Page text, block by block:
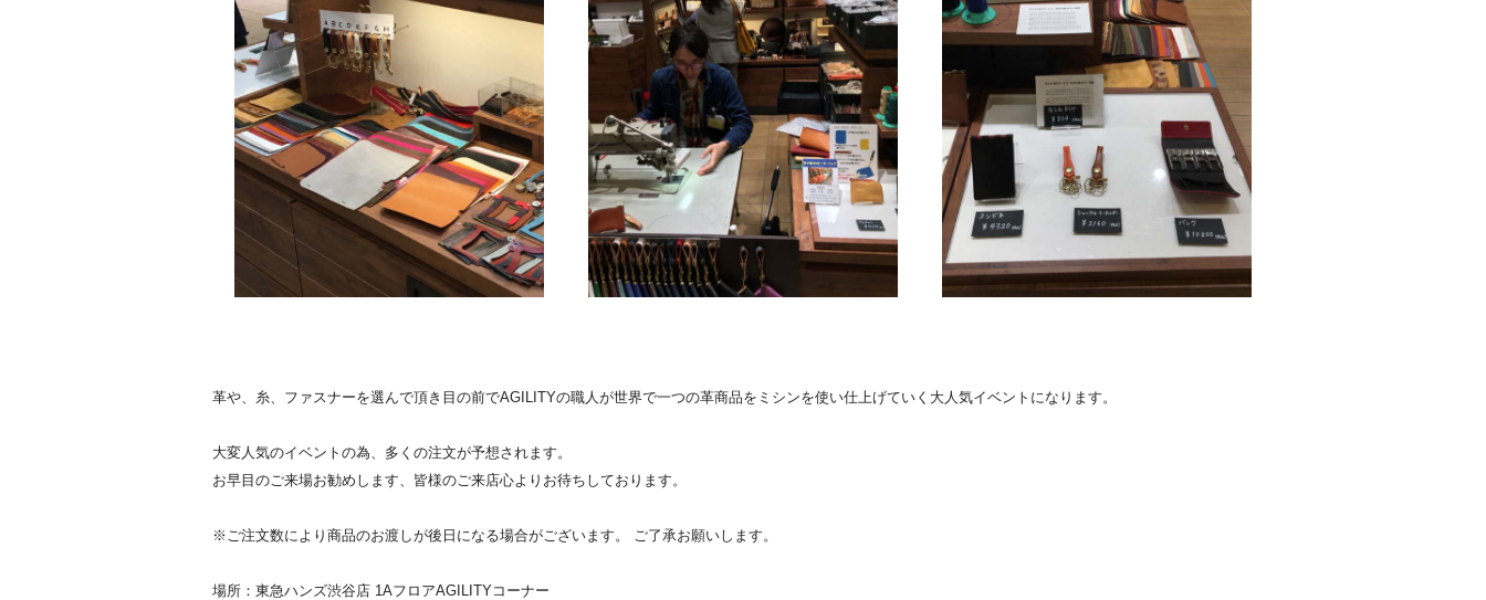
革や、糸、ファスナーを選んで頂き目の前でAGILITYの職人が世界で一つの革商品をミシンを使い仕上げていく大人気イベントになります。
大変人気のイベントの為、多くの注文が予想されます。
お早目のご来場お勧めします、皆様のご来店心よりお待ちしております。
※ご注文数により商品のお渡しが後日になる場合がございます。 ご了承お願いします。
場所：東急ハンズ渋谷店 1AフロアAGILITYコーナー